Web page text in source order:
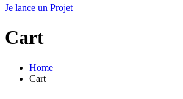
Je lance un Projet
Cart
Home
Cart